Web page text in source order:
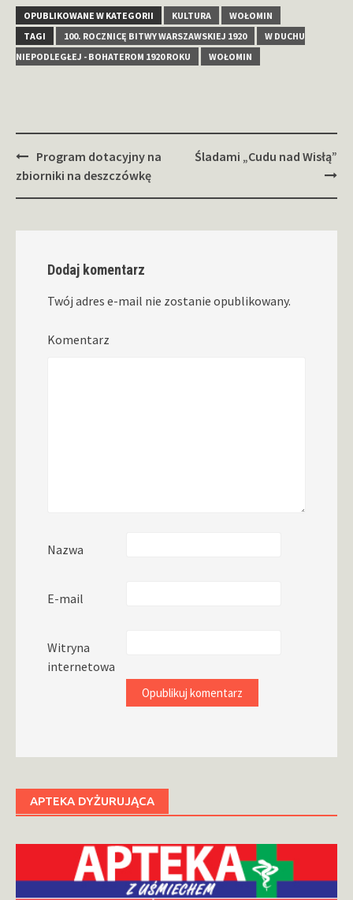
OPUBLIKOWANE W KATEGORII KULTURA
WOŁOMIN
TAGI
100. ROCZNICĘ BITWY WARSZAWSKIEJ 1920
W DUCHU
NIEPODLEGŁEJ - BOHATEROM 1920 ROKU
WOŁOMIN
Zobacz
wpisy
Program dotacyjny na
zbiorniki na deszczówkę
Śladami „Cudu nad Wisłą”
Dodaj komentarz
Twój adres e-mail nie zostanie opublikowany.
Komentarz
Nazwa
E-mail
Witryna
internetowa
APTEKA DYŻURUJĄCA